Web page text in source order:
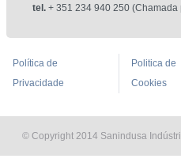
tel. + 351 234 940 250
Política de
Privacidade
Politica de
Cookies
© Copyright 2014 Sanindusa